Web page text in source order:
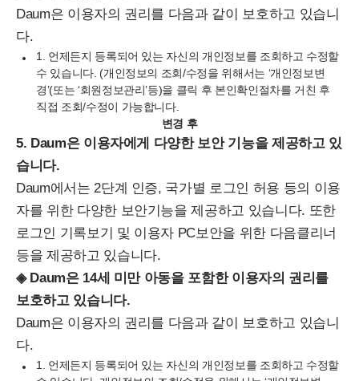
Daum은 이용자의 권리를 다음과 같이 보호하고 있습니
다.
1. 언제든지 등록되어 있는 자신의 개인정보를 조회하고 수정할
수 있습니다. (개인정보의 조회/수정을 위해서는 ‘개인정보변
경’(또는 ‘회원정보관리’등)을 클릭 후 본인확인절차를 거친 후
직접 조회/수정이 가능합니다.
변경 후
5. Daum은 이용자에게 다양한 보안 기능을 제공하고 있
습니다.
Daum에서는2단계 인증, 국가별 로그인 허용 등의 이용
자를 위한 다양한 보안기능을 제공하고 있습니다. 또한
로그인 기록보기 및 이용자 PC보안을 위한 다음클리너
등을 제공하고 있습니다.
◈ Daum은 14세 미만 아동을 포함한 이용자의 권리를
보호하고 있습니다.
Daum은 이용자의 권리를 다음과 같이 보호하고 있습니
다.
1. 언제든지 등록되어 있는 자신의 개인정보를 조회하고 수정할